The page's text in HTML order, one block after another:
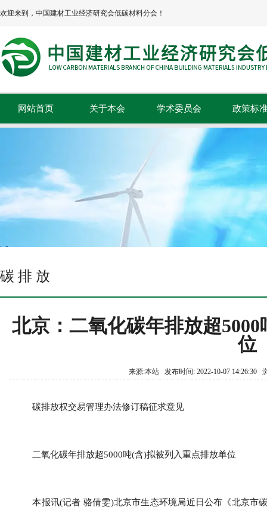
欢迎来到，中国建材工业经济研究会低碳材料分会！
网站首页 关于本会
协会领导
学术委员会 政策标
标准规范
碳 排 放
北京：二氧化碳年排放超
位
来源:本站 发布时间: 2022-10-07 14:26:30
碳排放权交易管理办法修订稿征求意见
二氧化碳年排放超5000吨(含)拟被列入重点排放单位
本报讯(记者 骆倩雯)北京市生态环境局近日公布《北京市